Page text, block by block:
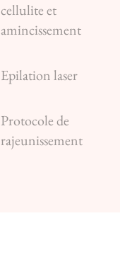
cellulite et
amincissement
Epilation laser
Protocole de
rajeunissement